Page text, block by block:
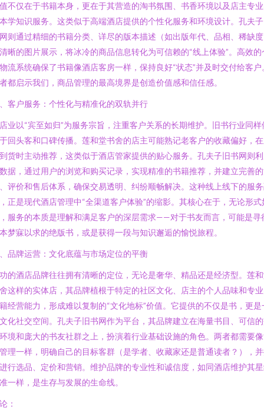
不仅在于书籍本身，更在于其营造的淘书氛围、书香环境以及店主专
学知识服务。这类似于高端酒店提供的个性化服务和环境设计。孔夫
则通过精细的书籍分类、详尽的版本描述（如出版年代、品相、稀缺
晰的图片展示，将冰冷的商品信息转化为可信赖的“线上体验”。高效的
流系统确保了书籍像酒店客房一样，保持良好“状态”并及时交付给客户
都启示我们，商品管理的最高境界是创造价值感和信任感。
客户服务：个性化与精准化的双轨并行
业以“宾至如归”为服务宗旨，注重客户关系的长期维护。旧书行业同样
回头客和口碑传播。莲和堂书舍的店主可能熟记老客户的收藏偏好，
货时主动推荐，这类似于酒店管家提供的贴心服务。孔夫子旧书网则
据，通过用户的浏览和购买记录，实现精准的书籍推荐，并建立完善
评价和售后体系，确保交易透明、纠纷顺畅解决。这种线上线下的服
正是现代酒店管理中“全渠道客户体验”的缩影。其核心在于，无论形式
服务的本质是理解和满足客户的深层需求——对于书友而言，可能是寻
梦寐以求的绝版书，或是获得一段与知识邂逅的愉悦旅程。
品牌运营：文化底蕴与市场定位的平衡
的酒店品牌往往拥有清晰的定位，无论是奢华、精品还是经济型。莲
这样的实体店，其品牌植根于特定的社区文化、店主的个人品味和专
经营能力，形成难以复制的“文化地标”价值。它提供的不仅是书，更是
化社交空间。孔夫子旧书网作为平台，其品牌建立在海量书目、可信
境和庞大的书友社群之上，扮演着行业基础设施的角色。两者都需要
理一样，明确自己的目标客群（是学者、收藏家还是普通读者？），
行选品、定价和营销。维护品牌的专业性和诚信度，如同酒店维护其
一样，是生存与发展的生命线。
：